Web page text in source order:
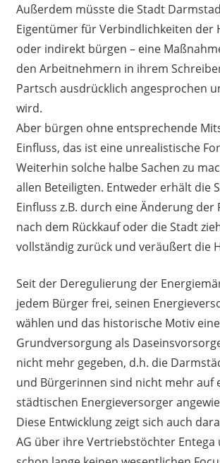
Außerdem müsste die Stadt
Eigentümer für Verbindlichkeiten der
oder indirekt bürgen – eine
den Arbeitnehmern in ihrem
Partsch ausdrücklich angesprochen
wird.
Aber bürgen ohne entsprechende
Einfluss, das ist eine unrealistische
Weiterhin solche halbe Sachen zu
allen Beteiligten. Entweder erhält die
Einfluss z.B. durch eine Änderung der
nach dem Rückkauf oder die Stadt
vollständig zurück und veräußert die
Seit der Deregulierung der
jedem Bürger frei, seinen
wählen und das historische Motiv
Grundversorgung als
nicht mehr gegeben, d.h. die
und Bürgerinnen sind nicht mehr auf
städtischen Energieversorger
Diese Entwicklung zeigt sich auch
AG über ihre Vertriebstöchter Entega